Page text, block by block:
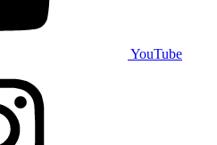
YouTube